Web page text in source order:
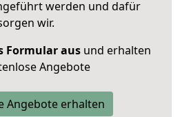
werden und dafür
wir.
Formular ausund erhalten
Angebote
Angebote erhalten